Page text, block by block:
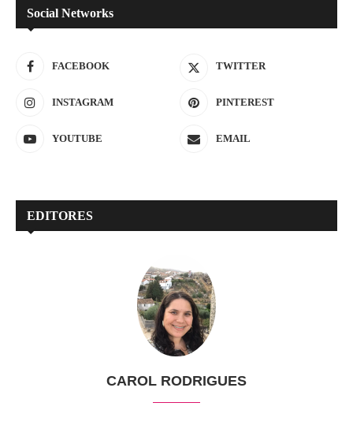
Social Networks
FACEBOOK TWITTER
INSTAGRAM PINTEREST
YOUTUBE EMAIL
EDITORES
CAROL RODRIGUES